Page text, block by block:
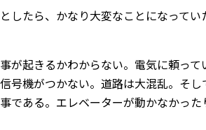
したら、かなり大変なことになってい
が起きるかわからない。電気に頼って
号機がつかない。道路は大混乱。そし
である。エレベーターが動かなかった